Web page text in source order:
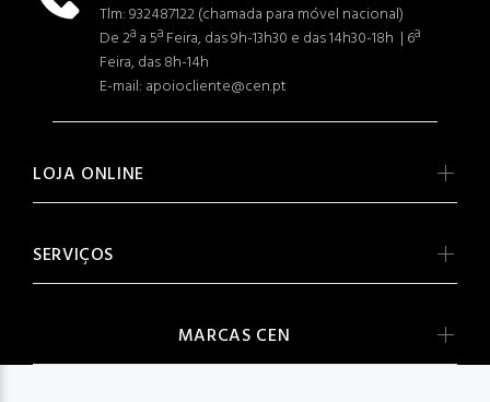
Tlm: 932487122 (chamada para móvel nacional)
De 2ª a 5ª Feira, das 9h-13h30 e das 14h30-18h | 6ª
Feira, das 8h-14h
E-mail: apoiocliente@cen.pt
LOJA ONLINE
SERVIÇOS
MARCAS CEN